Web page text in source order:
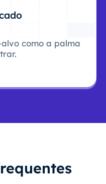
como a palma